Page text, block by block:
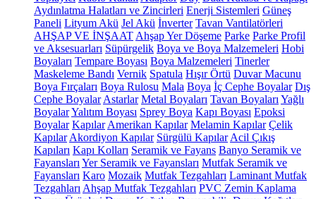
Aydınlatma Halatları ve Zincirleri Enerji Sistemleri Güneş
Paneli Lityum Akü Jel Akü İnverter Tavan Vantilatörleri
AHŞAP VE İNŞAAT Ahşap Yer Döşeme Parke Parke Profil
ve Aksesuarları Süpürgelik Boya ve Boya Malzemeleri Hobi
Boyaları Tempare Boyası Boya Malzemeleri Tinerler
Maskeleme Bandı Vernik Spatula Hışır Örtü Duvar Macunu
Boya Fırçaları Boya Rulosu Mala Boya İç Cephe Boyalar Dış
Cephe Boyalar Astarlar Metal Boyaları Tavan Boyaları Yağlı
BoyalarYalıtım Boyası Sprey Boya Kapı Boyası Epoksi
Boyalar Kapılar Amerikan Kapılar Melamin Kapılar Çelik
Kapılar Akordiyon Kapılar Sürgülü Kapılar Acil Çıkış
Kapıları Kapı Kolları Seramik ve Fayans Banyo Seramik ve
Fayansları Yer Seramik ve Fayansları Mutfak Seramik ve
Fayansları Karo Mozaik Mutfak Tezgahları Laminant Mutfak
Tezgahları Ahşap Mutfak Tezgahları PVC Zemin Kaplama